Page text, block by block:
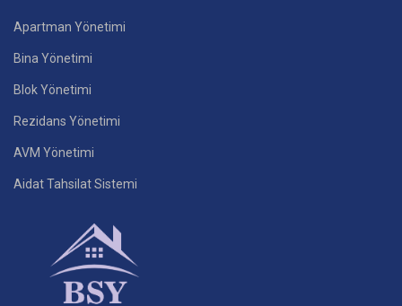
Apartman Yönetimi
Bina Yönetimi
Blok Yönetimi
Rezidans Yönetimi
AVM Yönetimi
Aidat Tahsilat Sistemi